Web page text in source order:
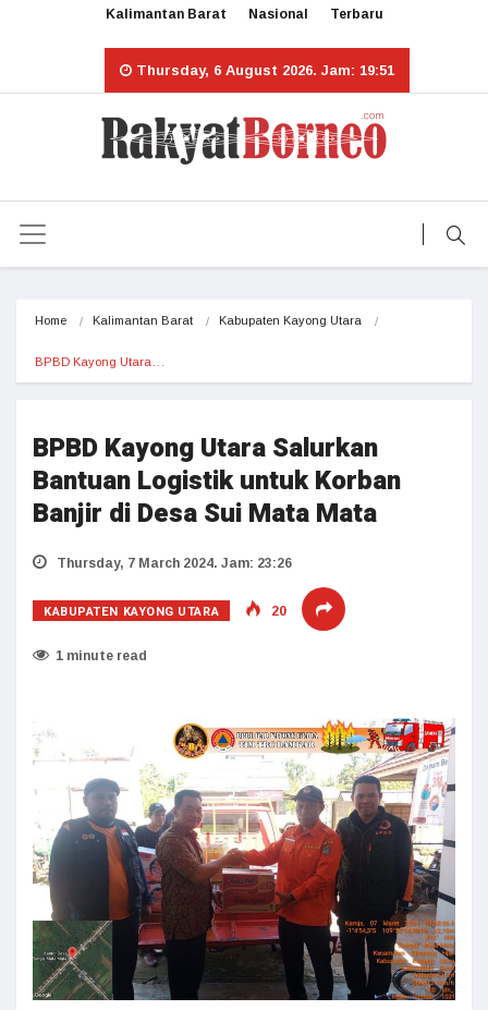
Kalimantan Barat Nasional Terbaru
Thursday, 6 August 2026. Jam: 19:51
Home Kalimantan Barat Kabupaten Kayong Utara
BPBD Kayong Utara…
BPBD Kayong Utara Salurkan
Bantuan Logistik untuk Korban
Banjir di Desa Sui Mata Mata
Thursday, 7 March 2024. Jam: 23:26
KABUPATEN KAYONG UTARA 20
1 minute read